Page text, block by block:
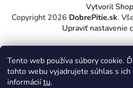
Tento web používa súbory cookie.
tohto webu vyjadrujete súhlas s ich
informáciítu.
ä
t
Vytvoril
Copyright 2026 DobrePitie.sk.
Upraviť nastavenie